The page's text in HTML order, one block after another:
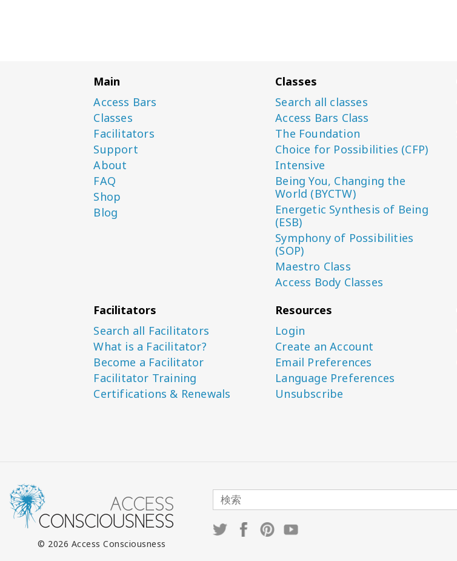
Main
Access Bars
Classes
Facilitators
Support
About
FAQ
Shop
Blog
Classes
Search all classes
Access Bars Class
The Foundation
Choice for Possibilities (CFP)
Intensive
Being You, Changing the
World (BYCTW)
Energetic Synthesis of Being
(ESB)
Symphony of Possibilities
(SOP)
Maestro Class
Access Body Classes
Facilitators
Search all Facilitators
What is a Facilitator?
Become a Facilitator
Facilitator Training
Certifications & Renewals
Resources
Login
Create an Account
Email Preferences
Language Preferences
Unsubscribe
© 2026 Access Consciousness